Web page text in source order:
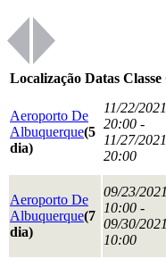
Localização Datas Classe
Aeroporto De
Albuquerque(5
dia)
11/22/2021
20:00 -
11/27/2021
20:00
Aeroporto De
Albuquerque(7
dia)
09/23/2021
10:00 -
09/30/2021
10:00